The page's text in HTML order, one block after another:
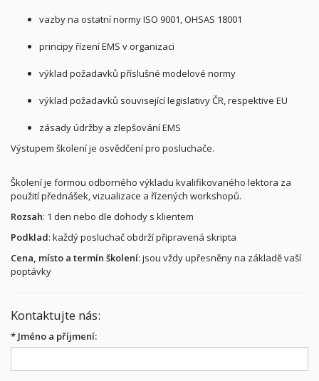
vazby na ostatní normy ISO 9001, OHSAS 18001
principy řízení EMS v organizaci
výklad požadavků příslušné modelové normy
výklad požadavků související legislativy ČR, respektive EU
zásady údržby a zlepšování EMS
Výstupem školení je osvědčení pro posluchače.
Školení je formou odborného výkladu kvalifikovaného lektora za
použití přednášek, vizualizace a řízených workshopů.
Rozsah: 1 den nebo dle dohody s klientem
Podklad: každý posluchač obdrží připravená skripta
Cena, místo a termín školení: jsou vždy upřesněny na základě vaší
poptávky
Kontaktujte nás:
* Jméno a příjmení: